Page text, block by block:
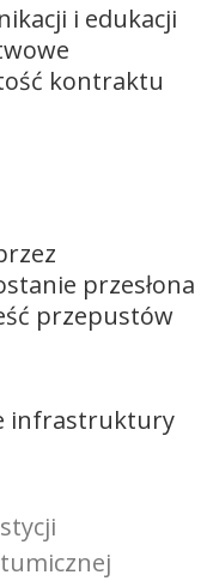
i edukacji
kontraktu
przesłona
przepustów
infrastruktury